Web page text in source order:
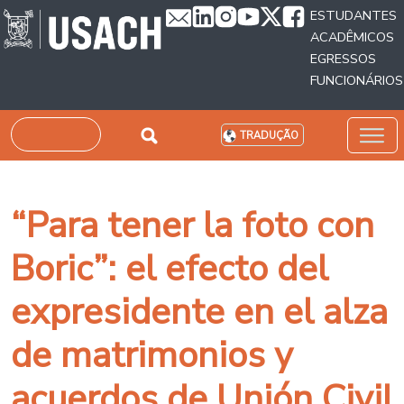
Passar para o conteúdo principal
ESTUDANTES
ACADÊMICOS
EGRESSOS
FUNCIONÁRIOS
Pesquisar TRADUÇÃO
“Para tener la foto con
Boric”: el efecto del
expresidente en el alza
de matrimonios y